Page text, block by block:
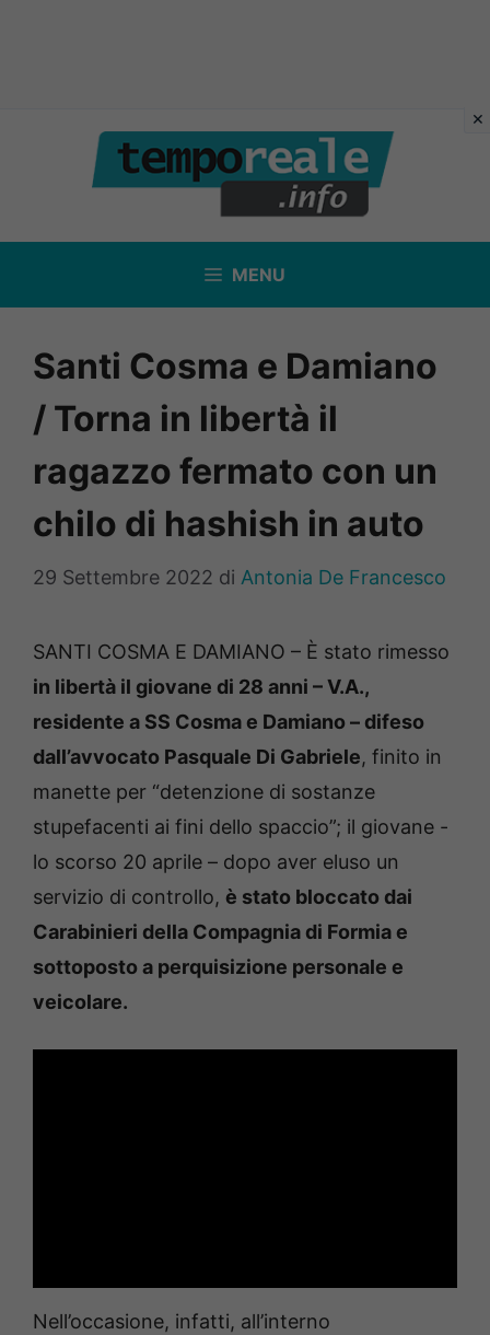
contenuto
MENU
Santi Cosma e Damiano
/ Torna in libertà il
ragazzo fermato con un
chilo di hashish in auto
29 Settembre 2022 di Antonia De Francesco
SANTI COSMA E DAMIANO – È stato rimesso
in libertà il giovane di 28 anni – V.A.,
residente a SS Cosma e Damiano – difeso
dall’avvocato Pasquale Di Gabriele, finito in
manette per “detenzione di sostanze
stupefacenti ai fini dello spaccio”; il giovane -
lo scorso 20 aprile – dopo aver eluso un
servizio di controllo, è stato bloccato dai
Carabinieri della Compagnia di Formia e
sottoposto a perquisizione personale e
veicolare.
Nell’occasione, infatti, all’interno